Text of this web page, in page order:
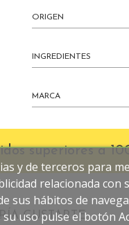
ORIGEN
INGREDIENTES
MARCA
superiores a
GUSTARTE
y de terceros para
relacionada con
sus hábitos de
uso pulse el botón